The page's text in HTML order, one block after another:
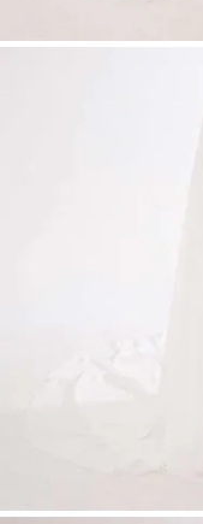
Brautmode
mit Schlitz |